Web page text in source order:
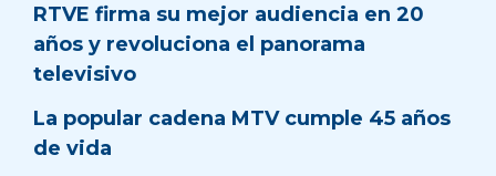
RTVE firma su mejor audiencia en 20
años y revoluciona el panorama
televisivo
La popular cadena MTV cumple 45 años
de vida